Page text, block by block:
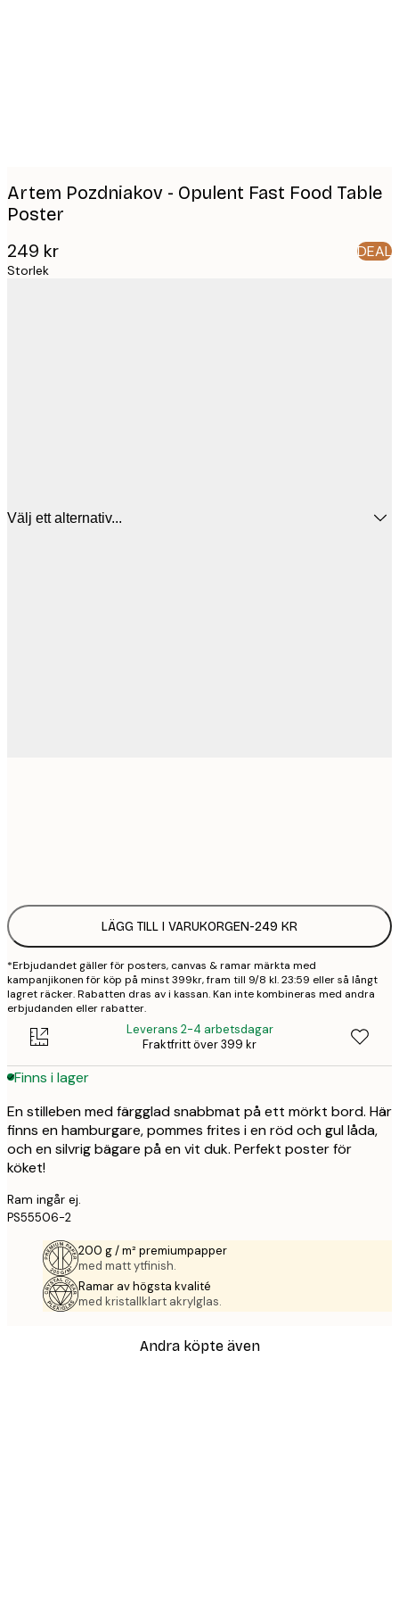
Artem Pozdniakov - Opulent Fast Food Table
Poster
249 kr DEAL
Storlek
Välj ett alternativ...
LÄGG TILL I VARUKORGEN-249 KR
*Erbjudandet gäller för posters, canvas & ramar märkta med
kampanjikonen för köp på minst 399kr, fram till 9/8 kl. 23:59 eller så långt
lagret räcker. Rabatten dras av i kassan. Kan inte kombineras med andra
erbjudanden eller rabatter.
Leverans 2-4 arbetsdagar
Fraktfritt över 399 kr
Finns i lager
En stilleben med färgglad snabbmat på ett mörkt bord. Här
finns en hamburgare, pommes frites i en röd och gul låda,
och en silvrig bägare på en vit duk. Perfekt poster för
köket!
Ram ingår ej.
PS55506-2
200 g / m² premiumpapper
med matt ytfinish.
Ramar av högsta kvalité
med kristallklart akrylglas.
Andra köpte även